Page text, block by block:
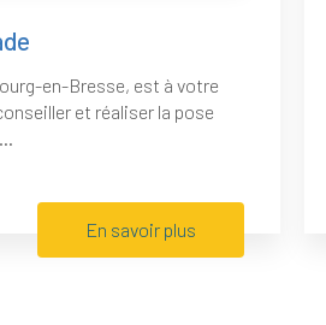
en-Bresse, est à votre
et réaliser la pose
En savoir plus